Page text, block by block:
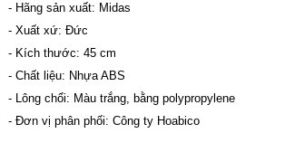
- Hãng sản xuất: Midas
- Xuất xứ: Đức
- Kích thước: 45 cm
- Chất liệu: Nhựa ABS
- Lông chổi: Màu trắng, bằng polypropylene
- Đơn vị phân phối: Công ty Hoabico